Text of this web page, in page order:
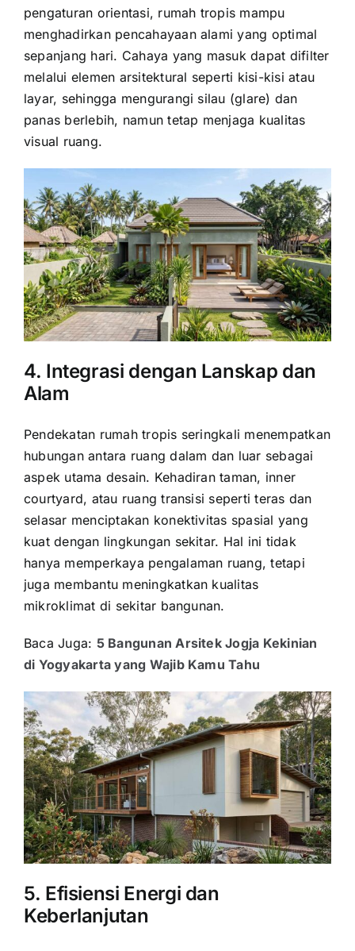
pengaturan orientasi, rumah tropis mampu
menghadirkan pencahayaan alami yang optimal
sepanjang hari. Cahaya yang masuk dapat difilter
melalui elemen arsitektural seperti kisi-kisi atau
layar, sehingga mengurangi silau (glare) dan
panas berlebih, namun tetap menjaga kualitas
visual ruang.
4. Integrasi dengan Lanskap dan
Alam
Pendekatan rumah tropis seringkali menempatkan
hubungan antara ruang dalam dan luar sebagai
aspek utama desain. Kehadiran taman, inner
courtyard, atau ruang transisi seperti teras dan
selasar menciptakan konektivitas spasial yang
kuat dengan lingkungan sekitar. Hal ini tidak
hanya memperkaya pengalaman ruang, tetapi
juga membantu meningkatkan kualitas
mikroklimat di sekitar bangunan.
Baca Juga: 5 Bangunan Arsitek Jogja Kekinian
di Yogyakarta yang Wajib Kamu Tahu
5. Efisiensi Energi dan
Keberlanjutan